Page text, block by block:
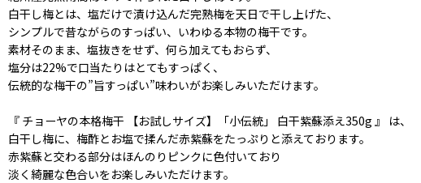
白干し梅とは、塩だけで漬け込んだ完熟梅を天日で干し上げた、
シンプルで昔ながらのすっぱい、いわゆる本物の梅干です。
素材そのまま、塩抜きをせず、何ら加えてもおらず、
塩分は22%で口当たりはとてもすっぱく、
伝統的な梅干の”旨すっぱい”味わいがお楽しみいただけます。
『 チョーヤの本格梅干 【お試しサイズ】「小伝統」 白干紫蘇添え350g 』 は、
白干し梅に、梅酢とお塩で揉んだ赤紫蘇をたっぷりと添えております。
赤紫蘇と交わる部分はほんのりピンクに色付いており
淡く綺麗な色合いをお楽しみいただけます。